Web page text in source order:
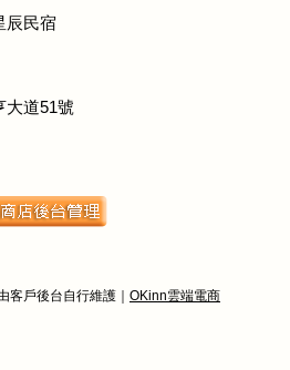
辰民宿
大道51號
客戶後台自行維護｜ OKinn雲端電商